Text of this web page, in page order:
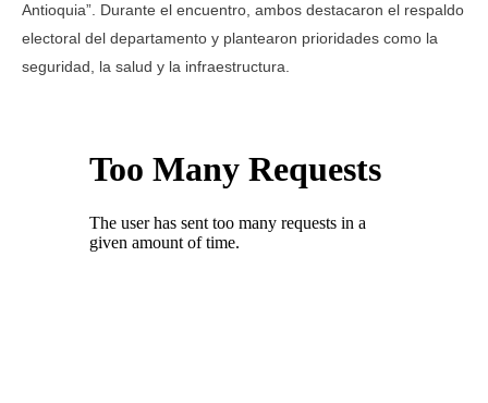
Antioquia”. Durante el encuentro, ambos destacaron el respaldo
electoral del departamento y plantearon prioridades como la
seguridad, la salud y la infraestructura.